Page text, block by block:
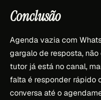
Conclusão
Agenda vazia com
gargalo de resposta,
tutor já está no canal,
falta é responder rápido
conversa até o